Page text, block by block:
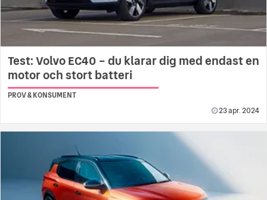
Test: Volvo EC40 – du klarar dig med endast en
motor och stort batteri
PROV & KONSUMENT
23 apr. 2024